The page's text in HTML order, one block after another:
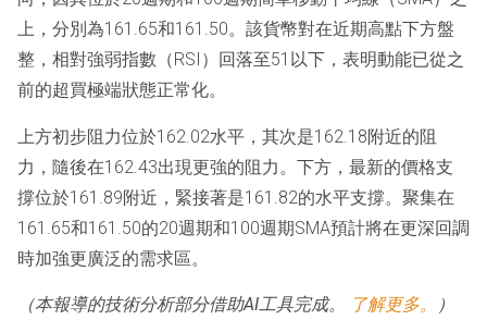
上，分別為161.65和161.50。該貨幣對在近期高點下方盤
整，相對強弱指數（RSI）回落至51以下，表明動能已從之
前的超買極端狀態正常化。
上方初步阻力位於162.02水平，其次是162.18附近的阻
力，隨後在162.43出現更強的阻力。下方，最新的價格支
撐位於161.89附近，緊接著是161.82的水平支撐。聚集在
161.65和161.50的20週期和100週期SMA預計將在更深回調
時加強更廣泛的需求區。
（本報導的技術分析部分借助AI工具完成。 了解更多。 ）